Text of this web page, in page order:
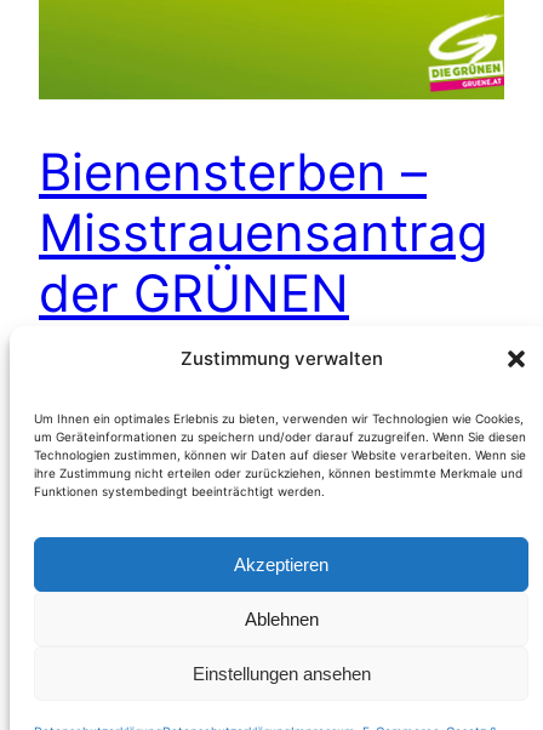
Zustimmung verwalten
Um Ihnen ein optimales Erlebnis zu bieten, verwenden wir Technologien wie Cookies,
um Geräteinformationen zu speichern und/oder darauf zuzugreifen. Wenn Sie diesen
Technologien zustimmen, können wir Daten auf dieser Website verarbeiten. Wenn sie
ihre Zustimmung nicht erteilen oder zurückziehen, können bestimmte Merkmale und
Funktionen systembedingt beeinträchtigt werden.
Akzeptieren
Ablehnen
Einstellungen ansehen
Bienensterben –
Misstrauensantrag
der GRÜNEN
gegen Berlakovich
(Österreich) Nach dem Voting des ÖVP-
Umweltministers Niki Berlakovich gegen ein
Verbot von Pestiziden auf EU-Ebene, kündigte
die Bundessprecherin der GRÜNEN Glawischnig
u.a. auf Facebook einen Mißtrauensantrag gegen
den Minister